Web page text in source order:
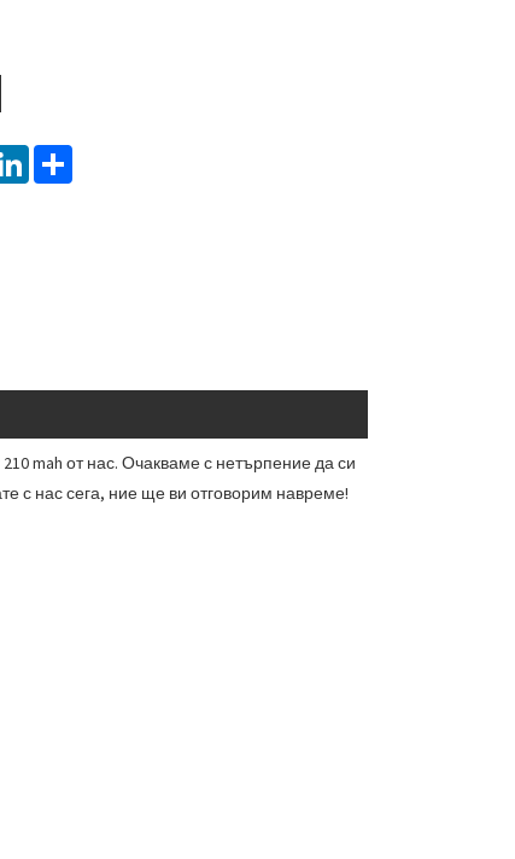
LinkedInShare
mah от нас. Очакваме с нетърпение да си
с нас сега, ние ще ви отговорим навреме!